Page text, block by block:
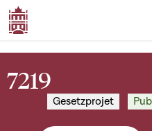
7219
Gesetzprojet